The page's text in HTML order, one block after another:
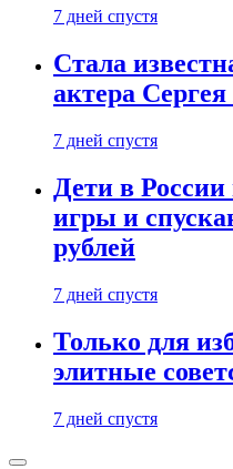
7 дней спустя
Стала
актера
7 дней спустя
Дети в
игры и
рублей
7 дней спустя
Только для
элитные
7 дней спустя